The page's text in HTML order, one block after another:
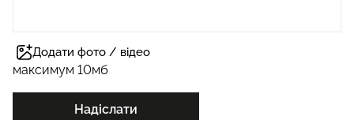
Додати фото / відео
максимум 10мб
Надіслати